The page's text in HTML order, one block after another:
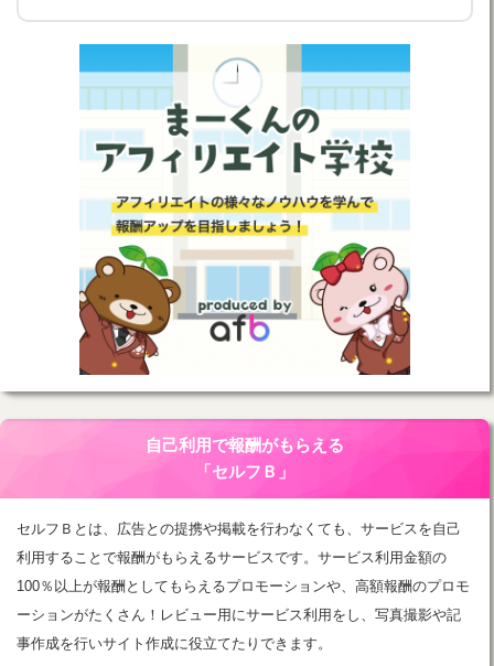
自己利用で報酬がもらえる
「セルフＢ」
セルフＢとは、広告との提携や掲載を行わなくても、サービスを自己
利用することで報酬がもらえるサービスです。サービス利用金額の
100％以上が報酬としてもらえるプロモーションや、高額報酬のプロモ
ーションがたくさん！レビュー用にサービス利用をし、写真撮影や記
事作成を行いサイト作成に役立てたりできます。